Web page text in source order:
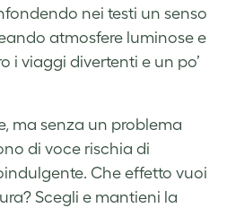
nei testi un senso
atmosfere luminose e
i viaggi divertenti e un po’
ma senza un problema
di voce rischia di
Che effetto vuoi
Scegli e mantieni la